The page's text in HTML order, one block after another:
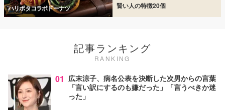
ハリポタコラボドーナツ 賢い人の特徴20個
記事ランキング
RANKING
01 広末涼子、病名公表を決断した次男からの言葉
「言い訳にするのも嫌だった」「言うべきか迷
った」